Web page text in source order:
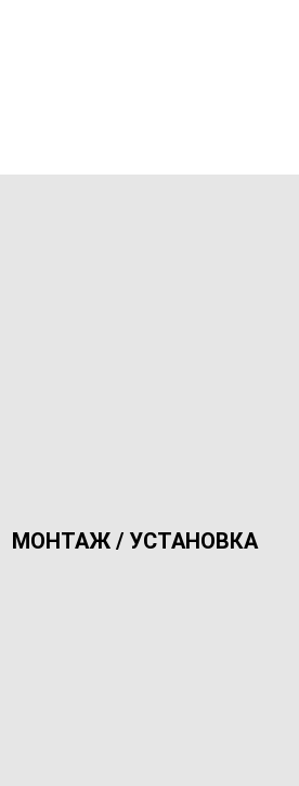
МОНТАЖ / УСТАНОВКА